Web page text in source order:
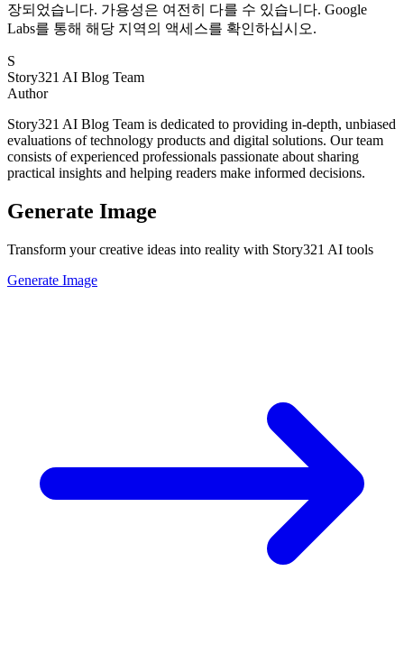
장되었습니다. 가용성은 여전히 다를 수 있습니다. Google
Labs를 통해 해당 지역의 액세스를 확인하십시오.
S
Story321 AI Blog Team
Author
Story321 AI Blog Team is dedicated to providing in-depth, unbiased
evaluations of technology products and digital solutions. Our team
consists of experienced professionals passionate about sharing
practical insights and helping readers make informed decisions.
Generate Image
Transform your creative ideas into reality with Story321 AI tools
Generate Image